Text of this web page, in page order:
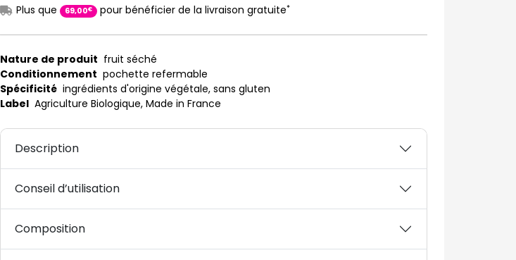
Plus que
69,00€ pour bénéficier de la livraison gratuite*
Nature de produit fruit séché
Conditionnement pochette refermable
Spécificité ingrédients d'origine végétale, sans gluten
Label Agriculture Biologique, Made in France
Description
Conseil d’utilisation
Composition